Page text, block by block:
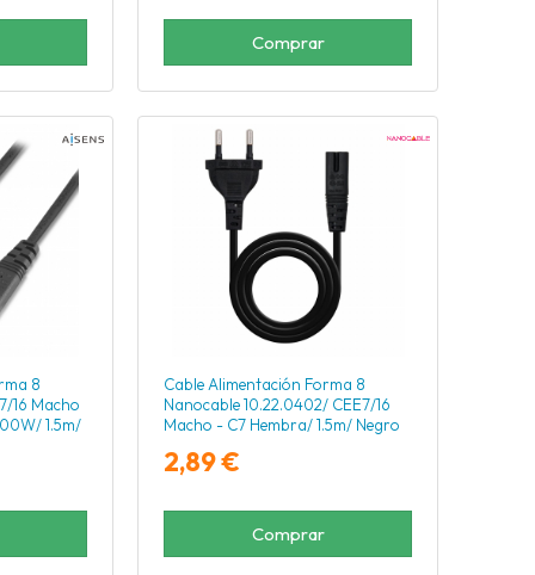
Comprar
8
16 Macho
1.5m/
Cable Alimentación Forma 8
Nanocable 10.22.0402/ CEE7/16
Macho - C7 Hembra/ 1.5m/ Negro
2,89 €
Comprar